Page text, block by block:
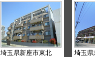
埼玉県新座市東北 埼玉県